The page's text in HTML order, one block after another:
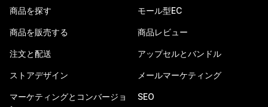
商品を探す
商品を販売する
注文と配送
ストアデザイン
マーケティングとコンバージョ
モール型EC
商品レビュー
アップセルとバンドル
メールマーケティング
SEO